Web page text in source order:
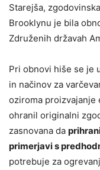
Starejša,
Brooklynu je bila
Združenih državah
Pri obnovi hiše se je
in načinov za
oziroma proizvajanje
ohranil originalni
zasnovana da
primerjavi s
potrebuje za